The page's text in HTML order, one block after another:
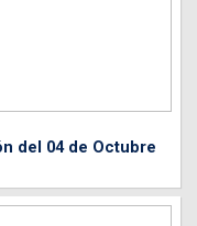
del 04 de Octubre